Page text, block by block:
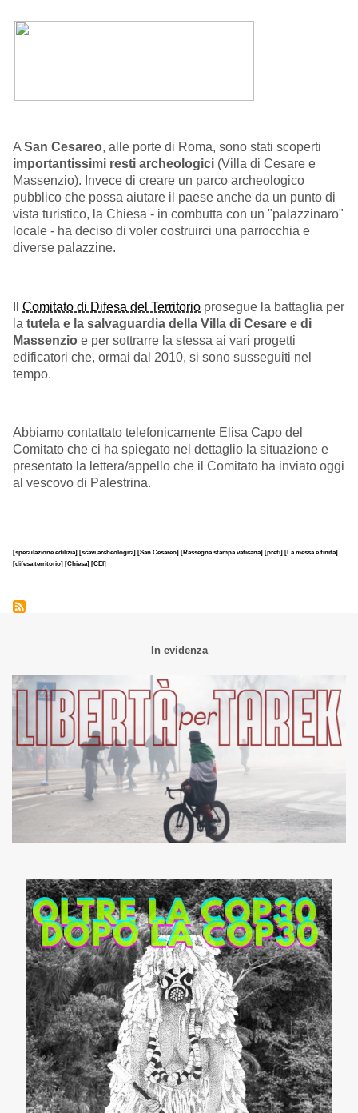
ASan Cesareo, alle porte di Roma, sono stati scoperti
importantissimi resti archeologici (Villa di Cesare e
Massenzio). Invece di creare un parco archeologico
pubblico che possa aiutare il paese anche da un punto di
vista turistico, la Chiesa - in combutta con un "palazzinaro"
locale - ha deciso di voler costruirci una parrocchia e
diverse palazzine.
Comitato di Difesa del Territorio prosegue la battaglia per
la tutela e la salvaguardia della Villa di Cesare e di
Massenzio e per sottrarre la stessa ai vari progetti
edificatori che, ormai dal 2010, si sono susseguiti nel
tempo.
Abbiamo contattato telefonicamente Elisa Capo del
Comitato che ci ha spiegato nel dettaglio la situazione e
presentato la lettera/appello che il Comitato ha inviato oggi
al vescovo di Palestrina.
[speculazione edilizia] [scavi archeologici] [San Cesareo] [Rassegna stampa vaticana] [preti] [La messa è finita]
[difesa territorio] [Chiesa] [CEI]
In evidenza